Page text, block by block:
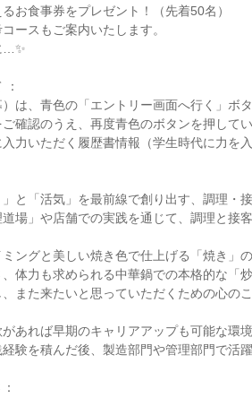
お食事券をプレゼント！（先着50名）
ースもご案内いたします。
…✨
は、青色の「エントリー画面へ行く」ボタ
確認のうえ、再度青色のボタンを押して
力いただく履歴書情報（学生時代に力を
と「活気」を最前線で創り出す、調理・
場」や店舗での実践を通じて、調理と接
ングと美しい焼き色で仕上げる「焼き」の
体力も求められる中華鍋での本格的な「
また来たいと思っていただくための心の
あれば早期のキャリアアップも可能な環境
験を積んだ後、製造部門や管理部門で活